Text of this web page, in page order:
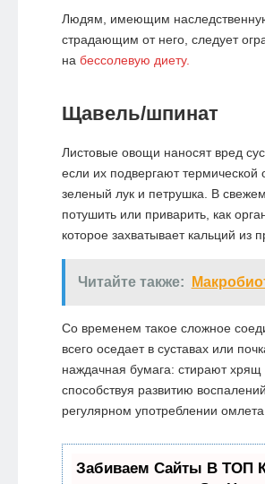
Людям, имеющим
страдающим от него, следует
на бессолевую диету.
Щавель/шпинат
Листовые овощи наносят вред
если их подвергают
зеленый лук и петрушка. В
потушить или приварить, как
которое захватывает кальций из
Читайте также:
Со временем такое сложное
всего оседает в суставах или
наждачная бумага: стирают
способствуя развитию
регулярном употреблении
Забиваем Сайты В ТОП